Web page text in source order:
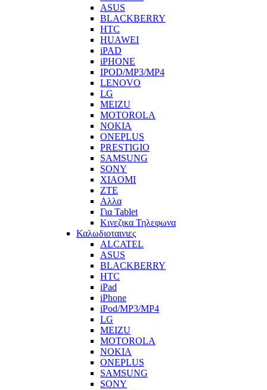
ASUS
BLACKBERRY
HTC
HUAWEI
iPAD
iPHONE
IPOD/MP3/MP4
LENOVO
LG
MEIZU
MOTOROLA
NOKIA
ONEPLUS
PRESTIGIO
SAMSUNG
SONY
XIAOMI
ZTE
Αλλα
Για Tablet
Κινεζικα Τηλεφωνα
Καλωδιοταινιες
ALCATEL
ASUS
BLACKBERRY
HTC
iPad
iPhone
iPod/MP3/MP4
LG
MEIZU
MOTOROLA
NOKIA
ONEPLUS
SAMSUNG
SONY